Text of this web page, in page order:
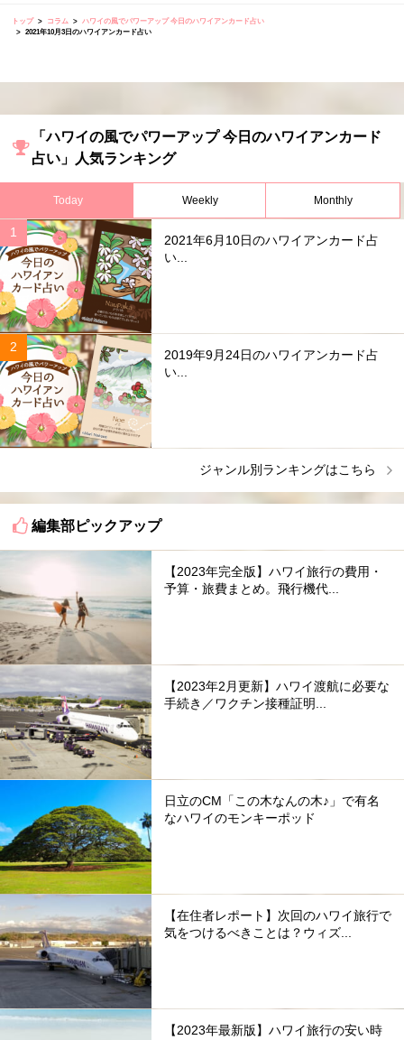
トップ コラム
ハワイの風でパワーアップ 今日のハワイアンカード占い
2021年10月3日のハワイアンカード占い
「ハワイの風でパワーアップ 今日のハワイアンカード
占い」人気ランキング
Today Weekly Monthly
2021年6月10日のハワイアンカード占
い...
2019年9月24日のハワイアンカード占
い...
ジャンル別ランキングはこちら
編集部ピックアップ
【2023年完全版】ハワイ旅行の費用・
予算・旅費まとめ。飛行機代...
【2023年2月更新】ハワイ渡航に必要な
手続き／ワクチン接種証明...
日立のCM「この木なんの木♪」で有名
なハワイのモンキーポッド
【在住者レポート】次回のハワイ旅行で
気をつけるべきことは？ウィズ...
【2023年最新版】ハワイ旅行の安い時